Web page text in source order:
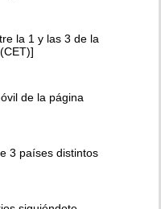
la 1 y las 3 de la
de la página
3 países distintos